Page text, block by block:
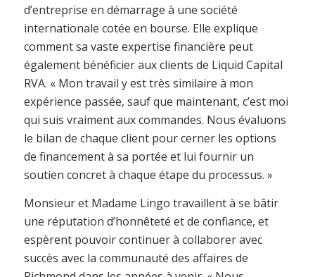
d’entreprise en démarrage à une société
internationale cotée en bourse. Elle explique
comment sa vaste expertise financière peut
également bénéficier aux clients de Liquid Capital
RVA. « Mon travail y est très similaire à mon
expérience passée, sauf que maintenant, c’est moi
qui suis vraiment aux commandes. Nous évaluons
le bilan de chaque client pour cerner les options
de financement à sa portée et lui fournir un
soutien concret à chaque étape du processus. »
Monsieur et Madame Lingo travaillent à se bâtir
une réputation d’honnêteté et de confiance, et
espèrent pouvoir continuer à collaborer avec
succès avec la communauté des affaires de